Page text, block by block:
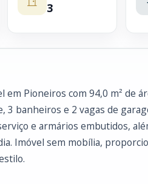
3
Pioneiros com 94,0 m² de
3 banheiros e 2 vagas de
e armários embutidos,
Imóvel sem mobília,